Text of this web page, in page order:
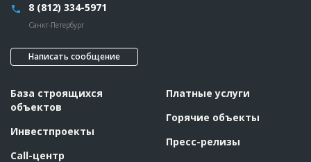
8 (812) 334-5971
Санкт-Петербург
Написать сообщение
База строящихся
объектов
Инвестпроекты
Call-центр
Платные услуги
Горячие объекты
Пресс-релизы